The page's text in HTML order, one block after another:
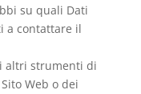
su quali Dati
a contattare il
altri strumenti di
Web o dei